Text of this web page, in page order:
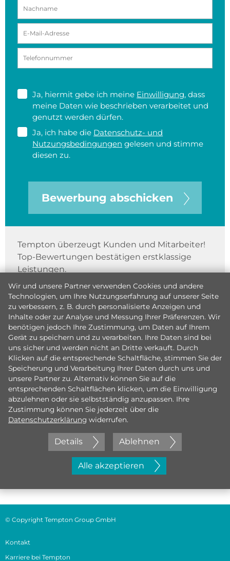
Ja, hiermit gebe ich meine Einwilligung, dass
meine Daten wie beschrieben verarbeitet und
genutzt werden dürfen.
Ja, ich habe die Datenschutz- und
Nutzungsbedingungen gelesen und stimme
diesen zu.
Bewerbung abschicken
Tempton überzeugt Kunden und Mitarbeiter!
Top-Bewertungen bestätigen erstklassige
Leistungen.
Jetzt initiativ bewerben
Wir und unsere Partner verwenden Cookies und andere
Technologien, um Ihre Nutzungserfahrung auf unserer Seite
zu verbessern, z. B. durch personalisierte Anzeigen und
Inhalte oder zur Analyse und Messung Ihrer Präferenzen. Wir
benötigen jedoch Ihre Zustimmung, um Daten auf Ihrem
Gerät zu speichern und zu verarbeiten. Ihre Daten sind bei
uns sicher und werden nicht an Dritte verkauft. Durch
Klicken auf die entsprechende Schaltfläche, stimmen Sie der
Speicherung und Verarbeitung Ihrer Daten durch uns und
unsere Partner zu. Alternativ können Sie auf die
entsprechenden Schaltflächen klicken, um die Einwilligung
abzulehnen oder sie selbstständig anzupassen. Ihre
Zustimmung können Sie jederzeit über die
Datenschutzerklärung widerrufen.
Details Ablehnen
Alle akzeptieren
© Copyright Tempton Group GmbH
Kontakt
Karriere bei Tempton